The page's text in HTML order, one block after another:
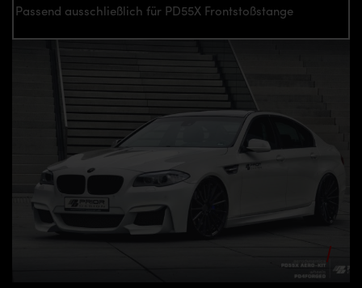
Passend ausschließlich für PD55X Frontstoßstange